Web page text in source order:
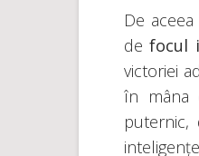
De
defocul
victoriei
în mâna
puternic,